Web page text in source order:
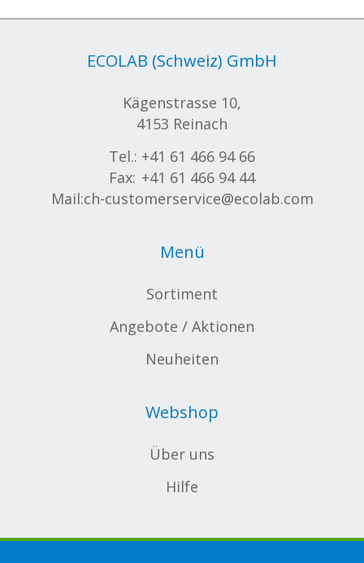
ECOLAB (Schweiz) GmbH
Kägenstrasse 10,
4153 Reinach
Tel.: +41 61 466 94 66
Fax: +41 61 466 94 44
Mail:ch-customerservice@ecolab.com
Menü
Sortiment
Angebote / Aktionen
Neuheiten
Webshop
Über uns
Hilfe